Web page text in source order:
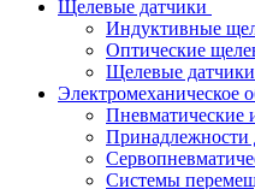
Щелевые датчики
Индуктивные
Оптические
Щелевые датчики
Электромеханическое
Пневматические
Принадлежности
Системы